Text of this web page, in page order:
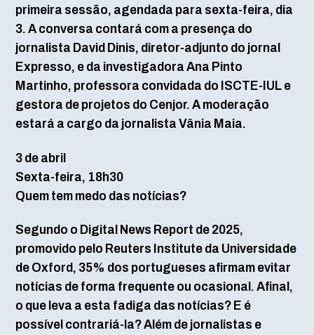
primeira sessão, agendada para sexta-feira, dia
3. A conversa contará com a presença do
jornalista David Dinis, diretor-adjunto do jornal
Expresso, e da investigadora Ana Pinto
Martinho, professora convidada do ISCTE-IUL e
gestora de projetos do Cenjor. A moderação
estará a cargo da jornalista Vânia Maia.
3 de abril
Sexta-feira, 18h30
Quem tem medo das notícias?
Segundo o Digital News Report de 2025,
promovido pelo Reuters Institute da Universidade
de Oxford, 35% dos portugueses afirmam evitar
notícias de forma frequente ou ocasional. Afinal,
o que leva a esta fadiga das notícias? E é
possível contrariá-la? Além de jornalistas e